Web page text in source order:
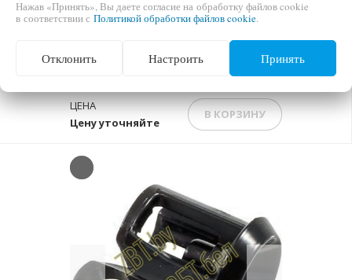
ДЛЯ КОФЕМАШИНЫ SAECO 9161064150
Цену уточняйте
ЦЕНА
В КОРЗИНУ
Previous Next
Нажав «Принять», Вы даете согласие на обработку файлов cookie
в соответствии с Политикой обработки файлов cookie.
Отклонить Настроить Принять